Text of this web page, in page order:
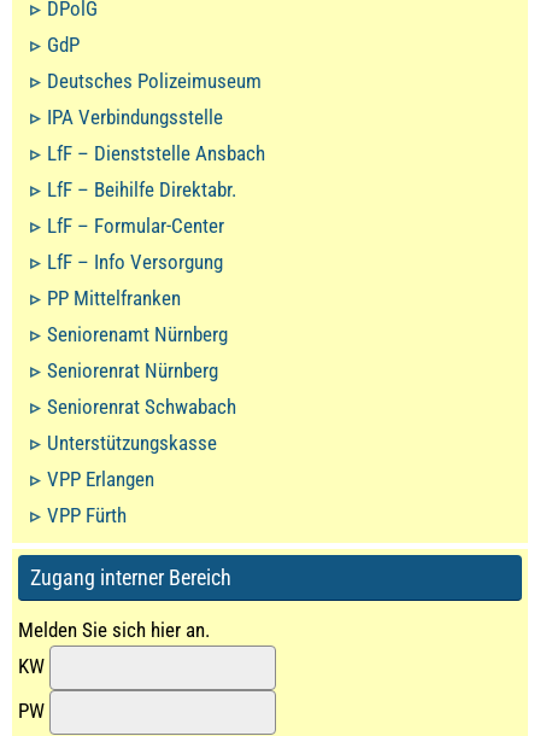
DPolG
GdP
Deutsches Polizeimuseum
IPA Verbindungsstelle
LfF – Dienststelle Ansbach
LfF – Beihilfe Direktabr.
LfF – Formular-Center
LfF – Info Versorgung
PP Mittelfranken
Seniorenamt Nürnberg
Seniorenrat Nürnberg
Seniorenrat Schwabach
Unterstützungskasse
VPP Erlangen
VPP Fürth
Zugang interner Bereich
Melden Sie sich hier an.
KW
PW